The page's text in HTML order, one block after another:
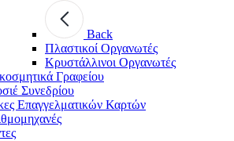
Back
Πλαστικοί Οργανωτές
Κρυστάλλινοι Οργανωτές
Γραφείου
Συνεδρίου
Επαγγελματικών Καρτών